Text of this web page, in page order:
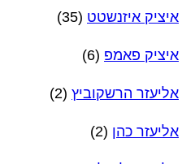
איציק איזנשטט (35)
איציק פאמפ (6)
אליעזר הרשקוביץ (2)
אליעזר כהן (2)